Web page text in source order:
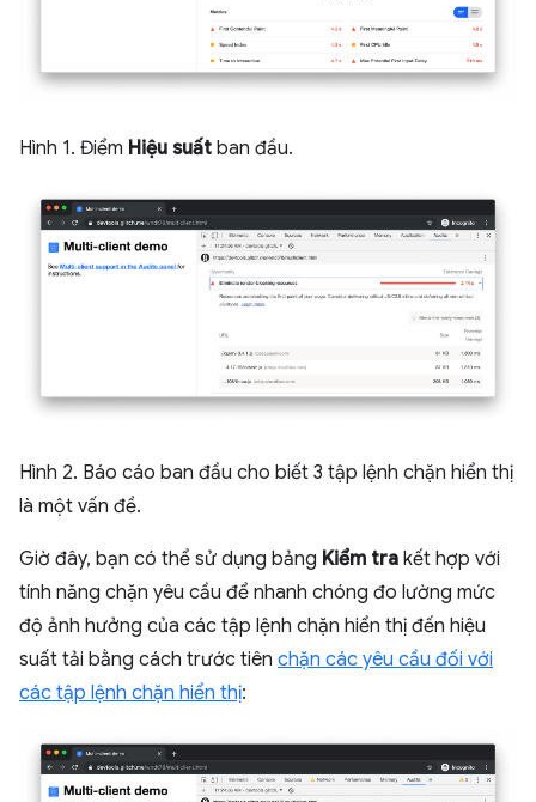
Hình 1. Điểm Hiệu suất ban đầu.
Hình 2. Báo cáo ban đầu cho biết 3 tập lệnh chặn hiển thị
là một vấn đề.
Giờ đây, bạn có thể sử dụng bảng Kiểm tra kết hợp với
tính năng chặn yêu cầu để nhanh chóng đo lường mức
độ ảnh hưởng của các tập lệnh chặn hiển thị đến hiệu
suất tải bằng cách trước tiên chặn các yêu cầu đối với
các tập lệnh chặn hiển thị: